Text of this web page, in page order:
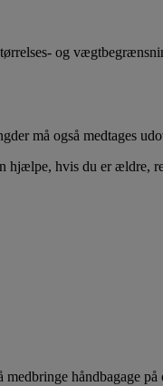
og
må også medtages
hjælpe, hvis du er ældre,
håndbagage